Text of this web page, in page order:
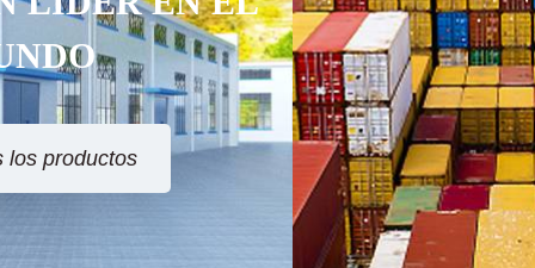
SERVICIO RÁPIDO
Ver todos los productos